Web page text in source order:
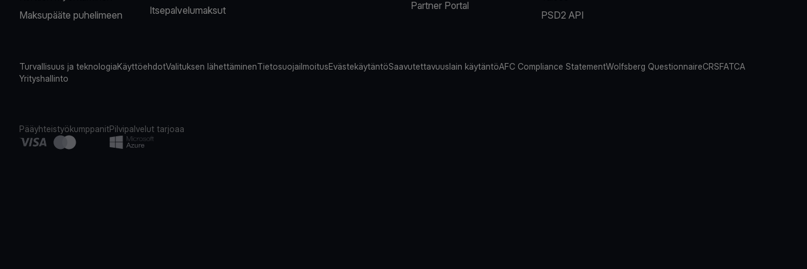
Maksupääte puhelimeen
Itsepalvelumaksut
Partner Portal
PSD2 API
Turvallisuus ja teknologiaKäyttöehdotValituksen lähettäminenTietosuojailmoitusEvästekäytäntöSaavutettavuuslain käytäntöAFC Compliance StatementWolfsberg QuestionnaireCRSFATCA
Yrityshallinto
PääyhteistyökumppanitPilvipalvelut tarjoaa